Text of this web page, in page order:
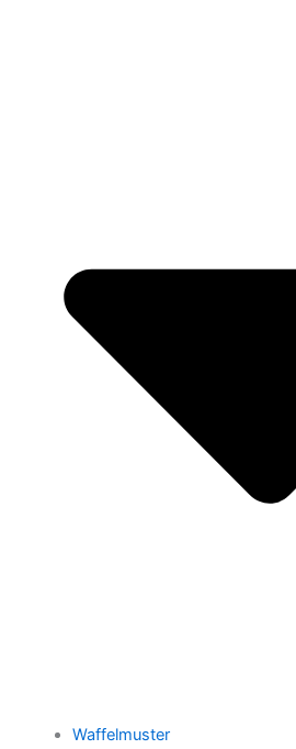
Waffelmuster